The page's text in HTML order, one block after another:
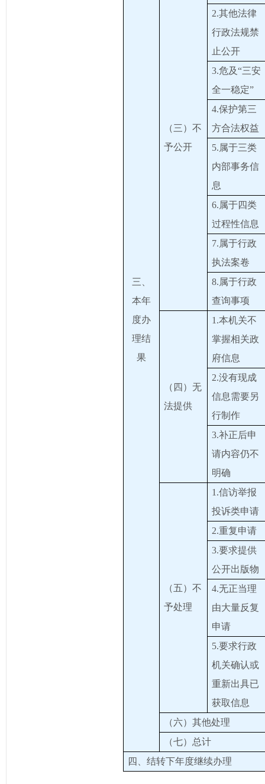
三、
本年
度办
理结
果
（三）不
予公开
2.其他法律
行政法规禁
止公开
3.危及“三安
全一稳定”
4.保护第三
方合法权益
5.属于三类
内部事务信
息
6.属于四类
过程性信息
7.属于行政
执法案卷
8.属于行政
查询事项
（四）无
法提供
1.本机关不
掌握相关政
府信息
2.没有现成
信息需要另
行制作
3.补正后申
请内容仍不
明确
（五）不
予处理
1.信访举报
投诉类申请
2.重复申请
3.要求提供
公开出版物
4.无正当理
由大量反复
申请
5.要求行政
机关确认或
重新出具已
获取信息
（六）其他处理
（七）总计
四、结转下年度继续办理